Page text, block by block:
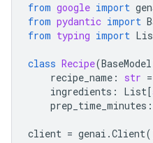
from google import
from pydantic import
from typing import
class Recipe(BaseModel
recipe_name : str =
ingredients : List[
prep_time_minutes :
client = genai .Client